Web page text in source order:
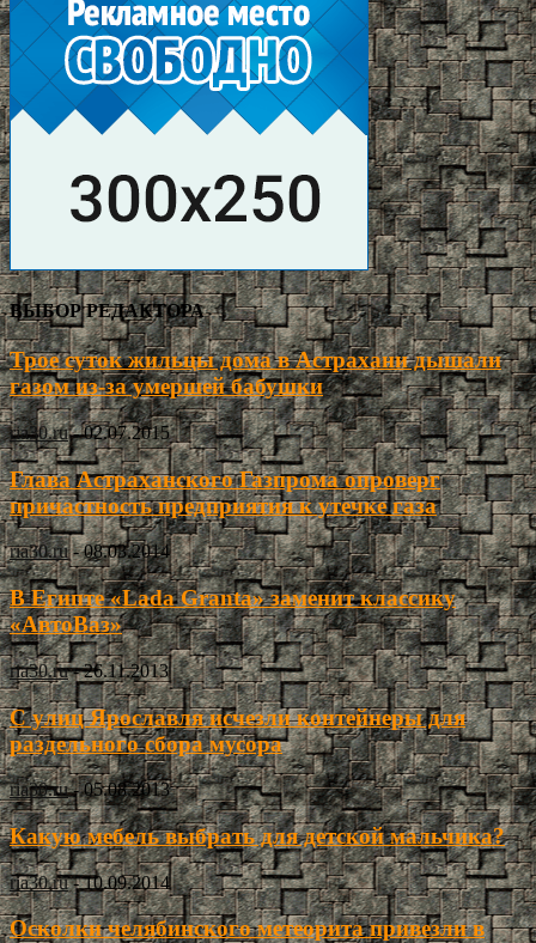
ВЫБОР РЕДАКТОРА
Трое суток жильцы дома в Астрахани дышали
газом из-за умершей бабушки
ria30.ru - 02.07.2015
Глава Астраханского Газпрома опроверг
причастность предприятия к утечке газа
ria30.ru - 08.03.2014
В Египте «Lada Granta» заменит классику
«АвтоВаз»
ria30.ru - 26.11.2013
С улиц Ярославля исчезли контейнеры для
раздельного сбора мусора
ria30.ru - 05.08.2013
Какую мебель выбрать для детской мальчика?
ria30.ru - 10.09.2014
Осколки челябинского метеорита привезли в